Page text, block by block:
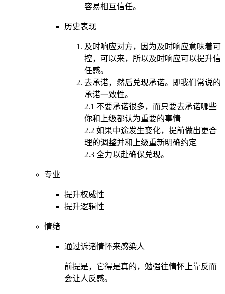
容易相互信任。
历史表现
及时响应对方，因为及时响应意味着可
控，可以来，所以及时响应可以提升信
任感。
去承诺，然后兑现承诺。即我们常说的
承诺一致性。
2.1 不要承诺很多，而只要去承诺哪些
你和上级都认为重要的事情
2.2 如果中途发生变化，提前做出更合
理的调整并和上级重新明确约定
2.3 全力以赴确保兑现。
专业
提升权威性
提升逻辑性
情绪
通过诉诸情怀来感染人
前提是，它得是真的，勉强往情怀上靠反而
会让人反感。